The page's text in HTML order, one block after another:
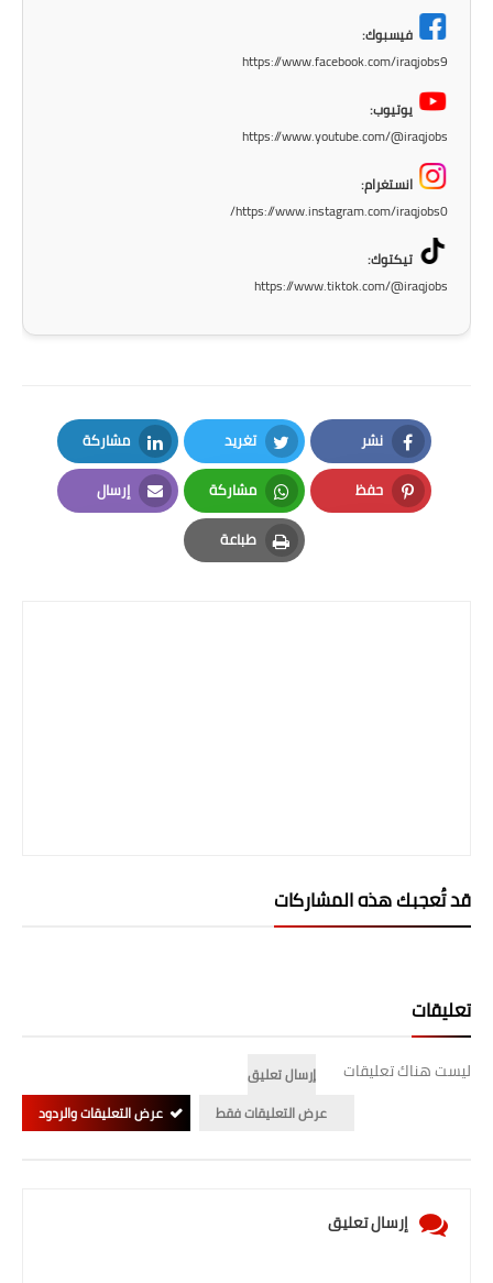
فيسبوك:
https://www.facebook.com/iraqjobs9
يوتيوب:
https://www.youtube.com/@iraqjobs
انستغرام:
https://www.instagram.com/iraqjobs0/
تيكتوك:
https://www.tiktok.com/@iraqjobs
نشر
Facebook
تغريد
Twitter
مشاركة
LinkedIn
حفظ
Pinterest
مشاركة
Whatsapp
إرسال
Email
طباعة
Print
قد تُعجبك هذه المشاركات
تعليقات
ليست هناك تعليقات
إرسال تعليق
عرض التعليقات فقط
عرض التعليقات والردود
إرسال تعليق